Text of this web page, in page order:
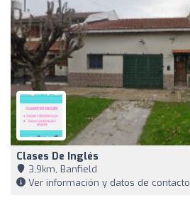
Clases De Inglés
3,9km, Banfield
Ver información y datos de contacto